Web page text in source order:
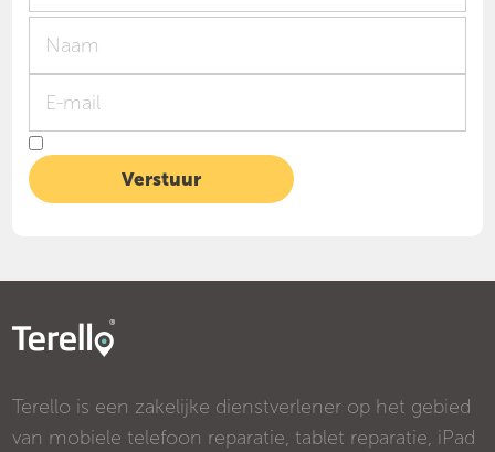
Terello is een zakelijke dienstverlener op het gebied
van mobiele telefoon reparatie, tablet reparatie, iPad